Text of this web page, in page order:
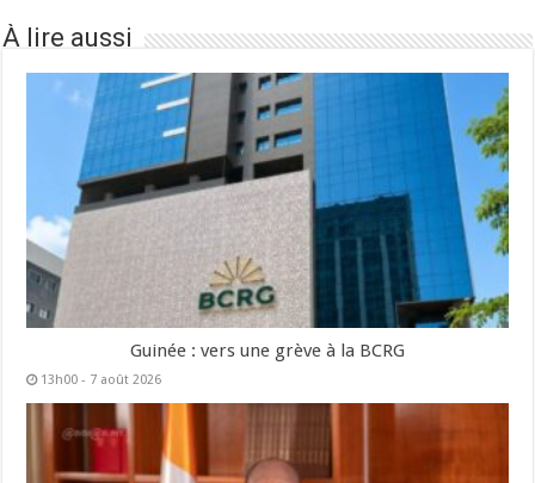
À lire aussi
Guinée : vers une grève à la BCRG
13h00 - 7 août 2026